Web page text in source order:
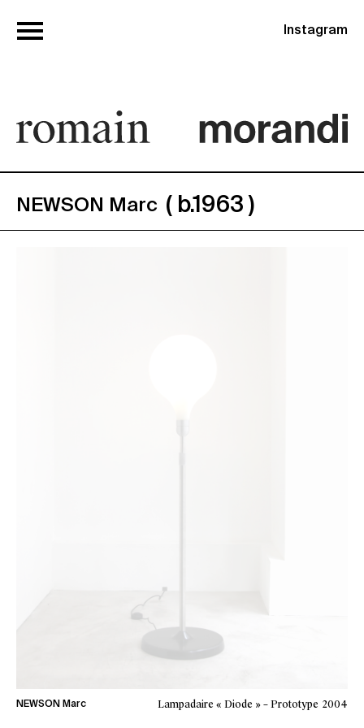
Instagram
NEWSON Marc ( b.1963 )
NEWSON Marc Lampadaire « Diode » – Prototype 2004